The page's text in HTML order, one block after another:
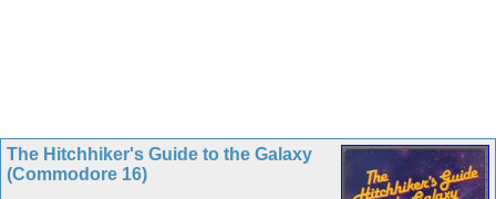
The Hitchhiker's Guide to the Galaxy
(Commodore 16)